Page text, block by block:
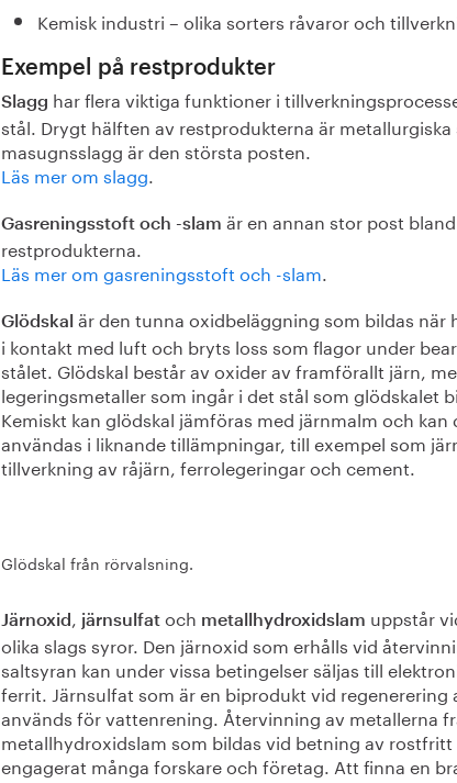
Kemisk industri – olika sorters råvaror och
Exempel på restprodukter
Slagg har flera viktiga funktioner i
stål. Drygt hälften av restprodukterna är metallurgiska
masugnsslagg är den största posten.
Läs mer om slagg.
Gasreningsstoft och -slam är en annan stor post bland
restprodukterna.
Läs mer om gasreningsstoft och -slam.
Glödskal är den tunna oxidbeläggning som bildas när
i kontakt med luft och bryts loss som flagor under
stålet. Glödskal består av oxider av framförallt järn,
legeringsmetaller som ingår i det stål som glödskalet
Kemiskt kan glödskal jämföras med järnmalm och
användas i liknande tillämpningar, till exempel som
tillverkning av råjärn, ferrolegeringar och cement.
Glödskal från rörvalsning.
Järnoxid , järnsulfat och metallhydroxidslam uppstår
olika slags syror. Den järnoxid som erhålls vid
saltsyran kan under vissa betingelser säljas till
ferrit. Järnsulfat som är en biprodukt vid regenerering
används för vattenrening. Återvinning av metallerna
metallhydroxidslam som bildas vid betning av rostfritt
engagerat många forskare och företag. Att finna en